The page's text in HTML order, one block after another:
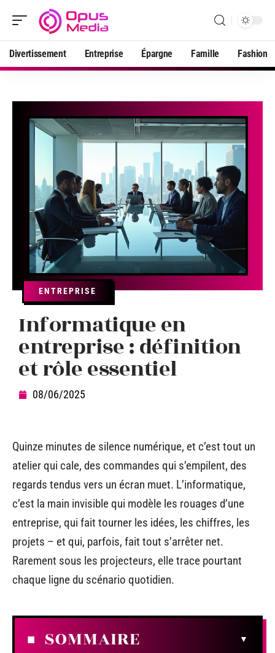
Divertissement Entreprise Épargne Famille Fashion
ENTREPRISE
Informatique en
entreprise : définition
et rôle essentiel
08/06/2025
Quinze minutes de silence numérique, et c’est tout un
atelier qui cale, des commandes qui s’empilent, des
regards tendus vers un écran muet. L’informatique,
c’est la main invisible qui modèle les rouages d’une
entreprise, qui fait tourner les idées, les chiffres, les
projets – et qui, parfois, fait tout s’arrêter net.
Rarement sous les projecteurs, elle trace pourtant
chaque ligne du scénario quotidien.
SOMMAIRE